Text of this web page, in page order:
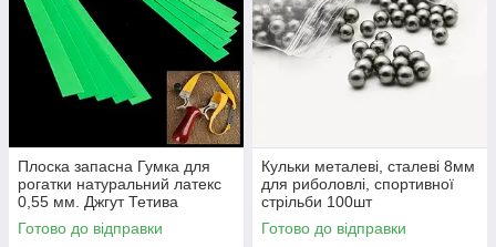
Плоска запасна Гумка для
рогатки натуральний латекс
0,55 мм. Джгут Тетива
Готово до відправки
Кульки металеві, сталеві 8мм
для риболовлі, спортивної
стрільби 100шт
Готово до відправки